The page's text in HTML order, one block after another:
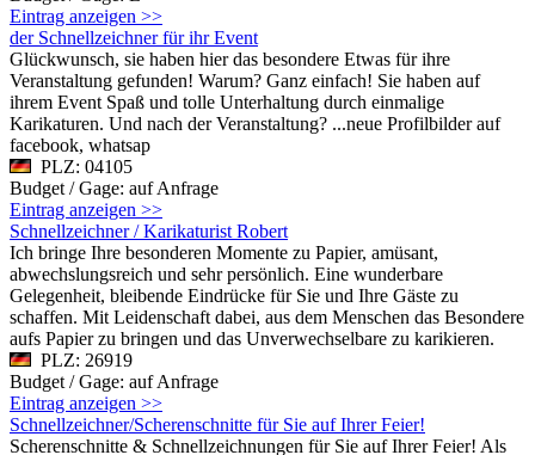
Eintrag anzeigen >>
der Schnellzeichner für ihr Event
Glückwunsch, sie haben hier das besondere Etwas für ihre
Veranstaltung gefunden! Warum? Ganz einfach! Sie haben auf
ihrem Event Spaß und tolle Unterhaltung durch einmalige
Karikaturen. Und nach der Veranstaltung? ...neue Profilbilder auf
facebook, whatsap
PLZ: 04105
Budget / Gage: auf Anfrage
Eintrag anzeigen >>
Schnellzeichner / Karikaturist Robert
Ich bringe Ihre besonderen Momente zu Papier, amüsant,
abwechslungsreich und sehr persönlich. Eine wunderbare
Gelegenheit, bleibende Eindrücke für Sie und Ihre Gäste zu
schaffen. Mit Leidenschaft dabei, aus dem Menschen das Besondere
aufs Papier zu bringen und das Unverwechselbare zu karikieren.
PLZ: 26919
Budget / Gage: auf Anfrage
Eintrag anzeigen >>
Schnellzeichner/Scherenschnitte für Sie auf Ihrer Feier!
Scherenschnitte & Schnellzeichnungen für Sie auf Ihrer Feier! Als